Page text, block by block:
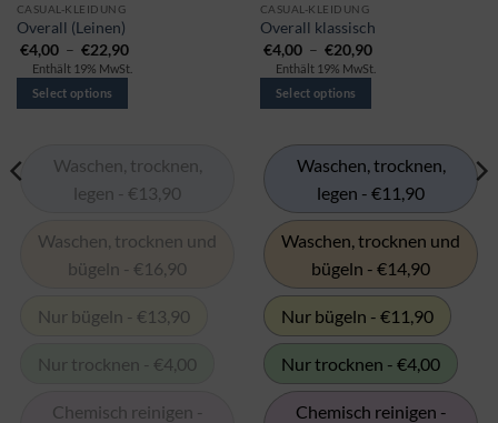
CASUAL-KLEIDUNG
Overall (Leinen)
€4,00 – €22,90
bis
Enthält 19% MwSt.
Select options
This
product
has
multiple
may
page
Waschen, trocknen,
legen - €13,90
Waschen, trocknen und
bügeln - €16,90
Nur bügeln - €13,90
Nur trocknen - €4,00
Chemisch reinigen -
CASUAL-KLEIDUNG
Overall klassisch
€4,00 – €20,90
bis
Enthält 19% MwSt.
Select options
This
product
has
multiple
options
may
be
chosen
on
the
product
page
Waschen, trocknen,
legen - €11,90
Waschen, trocknen und
bügeln - €14,90
Nur bügeln - €11,90
Nur trocknen - €4,00
Chemisch reinigen -